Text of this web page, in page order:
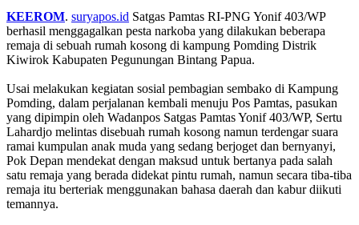
KEEROM. suryapos.id Satgas Pamtas RI-PNG Yonif 403/WP
berhasil menggagalkan pesta narkoba yang dilakukan beberapa
remaja di sebuah rumah kosong di kampung Pomding Distrik
Kiwirok Kabupaten Pegunungan Bintang Papua.
Usai melakukan kegiatan sosial pembagian sembako di Kampung
Pomding, dalam perjalanan kembali menuju Pos Pamtas, pasukan
yang dipimpin oleh Wadanpos Satgas Pamtas Yonif 403/WP, Sertu
Lahardjo melintas disebuah rumah kosong namun terdengar suara
ramai kumpulan anak muda yang sedang berjoget dan bernyanyi,
Pok Depan mendekat dengan maksud untuk bertanya pada salah
satu remaja yang berada didekat pintu rumah, namun secara tiba-tiba
remaja itu berteriak menggunakan bahasa daerah dan kabur diikuti
temannya.